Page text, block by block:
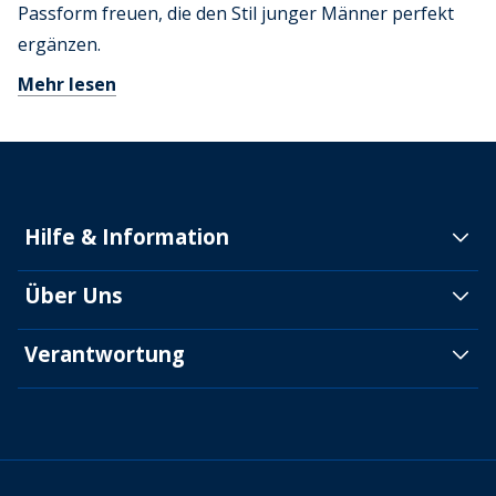
Passform freuen, die den Stil junger Männer perfekt
ergänzen.
Mehr lesen
Hilfe & Information
Über Uns
Verantwortung